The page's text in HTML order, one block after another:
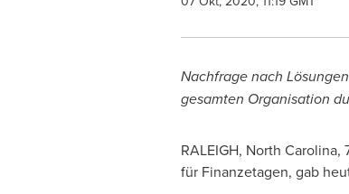
Nachfrage nach
gesamten Organisation
RALEIGH, North Carolina,
für Finanzetagen, gab